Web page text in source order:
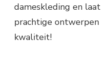
dameskleding en
prachtige
kwaliteit!